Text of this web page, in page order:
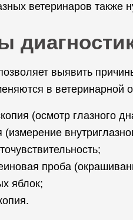
ветеринаров также
выявить
в ветеринарной
(осмотр глазного
(измерение
проба
яблок;